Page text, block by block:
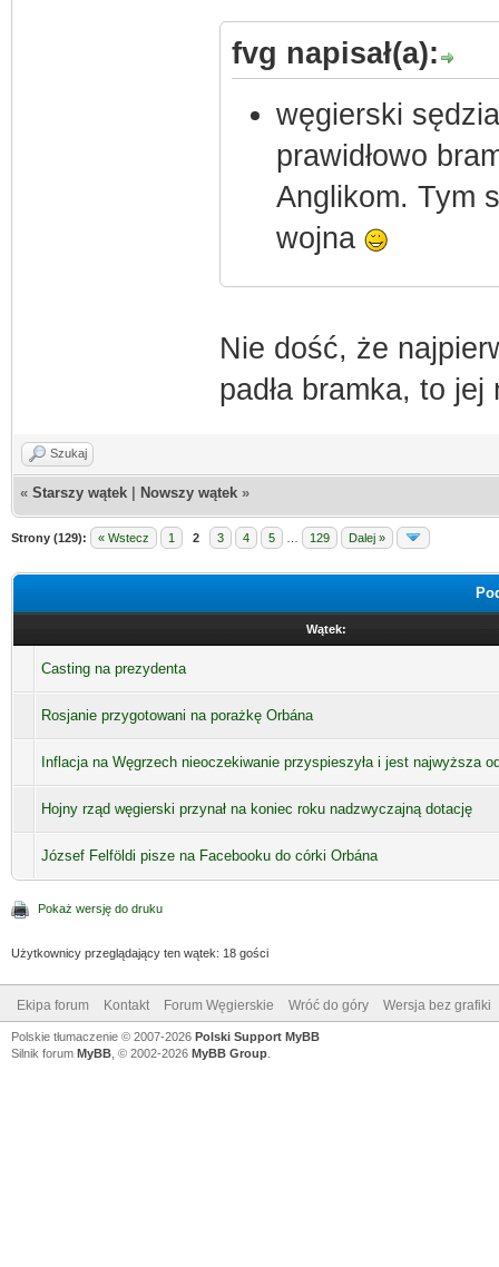
fvg napisał(a):
węgierski
prawidłowo
Anglikom. Tym
wojna
Nie dość, że
padła bramka, to
Szukaj
« Starszy wątek Nowszy wątek »
Strony (129): « Wstecz 1 2 3 4 5 129 Dalej »
Wątek:
Casting na prezydenta
Rosjanie przygotowani na porażkę Orbána
Inflacja na Węgrzech nieoczekiwanie przyspieszyła i jest najwyższa
Hojny rząd węgierski przynał na koniec roku nadzwyczajną dotację
József Felföldi pisze na Facebooku do córki Orbána
Pokaż wersję do druku
Użytkownicy przeglądający ten wątek: 18 gości
Ekipa forum Kontakt Forum Węgierskie Wróć do góry Wersja bez grafiki
Polskie tłumaczenie © 2007-2026 Polski Support MyBB
Silnik forum MyBB , © 2002-2026 MyBB Group